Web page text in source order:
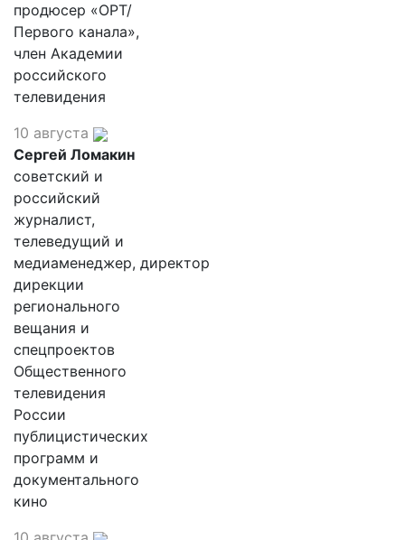
продюсер «ОРТ/
Первого канала»,
член Академии
российского
телевидения
10 августа
Сергей Ломакин
советский и
российский
журналист,
телеведущий и
медиаменеджер, директор
дирекции
регионального
вещания и
спецпроектов
Общественного
телевидения
России
публицистических
программ и
документального
кино